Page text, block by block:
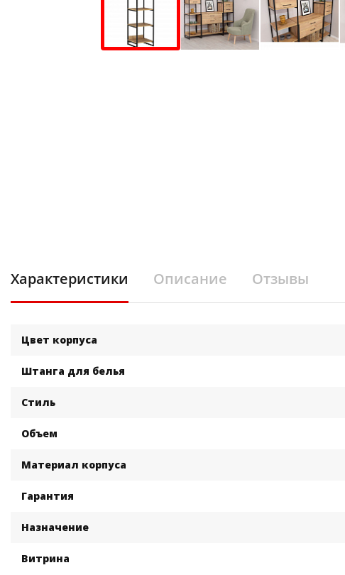
Характеристики Описание Отзывы
Цвет корпуса
Штанга для белья
Стиль
Объем
Материал корпуса
Гарантия
Назначение
Витрина